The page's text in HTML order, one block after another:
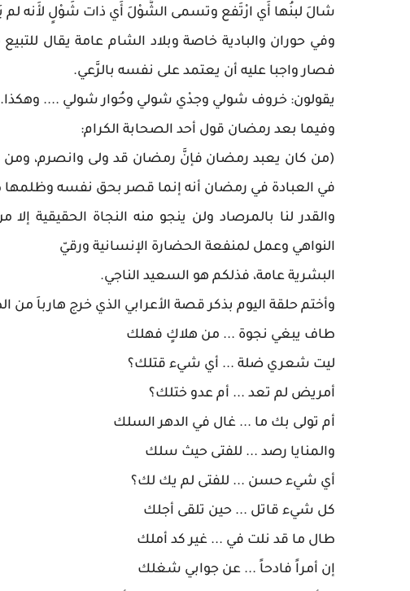
شالَ لبنُها أَي ارْتَفع وتسمى الشَّوْلَ أَي ذات شَوْلٍ لأَنه
وفي حوران والبادية خاصة وبلاد الشام عامة يقال
فصار واجبا عليه أن يعتمد على نفسه بالرَّعي.
يقولون: خروف شولي وجدْي شولي وحُوار شولي .... وهكذا.
وفيما بعد رمضان قول أحد الصحابة الكرام:
(من كان يعبد رمضان فإنَّ رمضان قد ولى وانصرم، ومن
في العبادة في رمضان أنه إنما قصر بحق نفسه وظلمها
والقدر لنا بالمرصاد ولن ينجو منه النجاة الحقيقية
النواهي وعمل لمنفعة الحضارة الإنسانية ورقيّ
البشرية عامة، فذلكم هو السعيد الناجي.
وأختم حلقة اليوم بذكر قصة الأعرابي الذي خرج هارباَ من
طاف يبغي نجوة ... من هلاكٍ فهلك
ليت شعري ضلة ... أي شيء قتلك؟
أمريض لم تعد ... أم عدو ختلك؟
أم تولى بك ما ... غال في الدهر السلك
والمنايا رصد ... للفتى حيث سلك
أي شيء حسن ... للفتى لم يك لك؟
كل شيء قاتل ... حين تلقى أجلك
طال ما قد نلت في ... غير كد أملك
إن أمراً فادحاً ... عن جوابي شغلك